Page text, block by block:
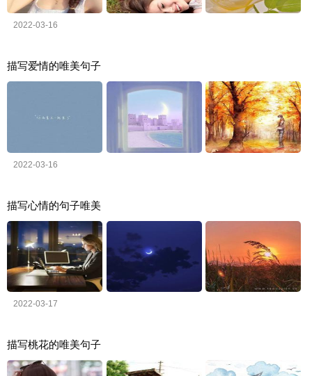
2022-03-16
描写爱情的唯美句子
2022-03-16
描写心情的句子唯美
2022-03-17
描写桃花的唯美句子